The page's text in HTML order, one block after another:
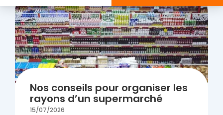
Nos conseils pour organiser les
rayons d’un supermarché
15/07/2026